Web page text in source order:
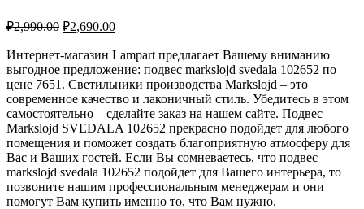
₽2,990.00 ₽2,690.00
Интернет-магазин Lampart предлагает Вашему вниманию
выгодное предложение: подвес markslojd svedala 102652 по
цене 7651. Светильники производства Markslojd – это
современное качество и лаконичный стиль. Убедитесь в этом
самостоятельно – сделайте заказ на нашем сайте. Подвес
Markslojd SVEDALA 102652 прекрасно подойдет для любого
помещения и поможет создать благоприятную атмосферу для
Вас и Ваших гостей. Если Вы сомневаетесь, что подвес
markslojd svedala 102652 подойдет для Вашего интерьера, то
позвоните нашим профессиональным менеджерам и они
помогут Вам купить именно то, что Вам нужно.